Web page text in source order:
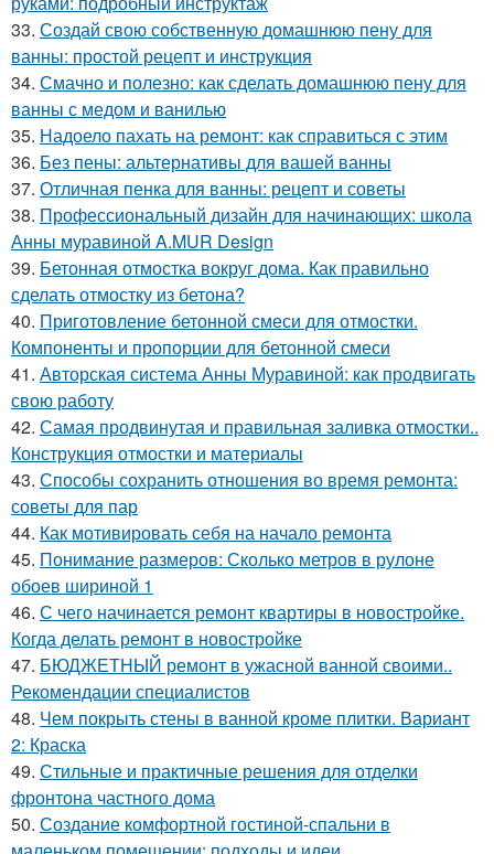
33. Создай свою собственную домашнюю пену для
ванны: простой рецепт и инструкция
34. Смачно и полезно: как сделать домашнюю пену для
ванны с медом и ванилью
35. Надоело пахать на ремонт: как справиться с этим
36. Без пены: альтернативы для вашей ванны
37. Отличная пенка для ванны: рецепт и советы
38. Профессиональный дизайн для начинающих: школа
Анны муравиной A.MUR Design
39. Бетонная отмостка вокруг дома. Как правильно
сделать отмостку из бетона?
40. Приготовление бетонной смеси для отмостки.
Компоненты и пропорции для бетонной смеси
41. Авторская система Анны Муравиной: как продвигать
свою работу
42. Самая продвинутая и правильная заливка отмостки..
Конструкция отмостки и материалы
43. Способы сохранить отношения во время ремонта:
советы для пар
44. Как мотивировать себя на начало ремонта
45. Понимание размеров: Сколько метров в рулоне
обоев шириной 1
46. С чего начинается ремонт квартиры в новостройке.
Когда делать ремонт в новостройке
47. БЮДЖЕТНЫЙ ремонт в ужасной ванной своими..
Рекомендации специалистов
48. Чем покрыть стены в ванной кроме плитки. Вариант
2: Краска
49. Стильные и практичные решения для отделки
фронтона частного дома
50. Создание комфортной гостиной-спальни в